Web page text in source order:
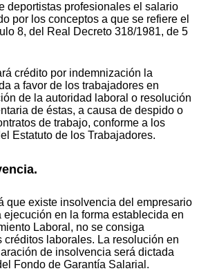
deportistas profesionales el salario
por los conceptos a que se refiere el
8, del Real Decreto 318/1981, de 5
crédito por indemnización la
a favor de los trabajadores en
de la autoridad laboral o resolución
de éstas, a causa de despido o
de trabajo, conforme a los
Estatuto de los Trabajadores.
que existe insolvencia del empresario
ejecución en la forma establecida en
Laboral, no se consiga
créditos laborales. La resolución en
de insolvencia será dictada
Fondo de Garantía Salarial.